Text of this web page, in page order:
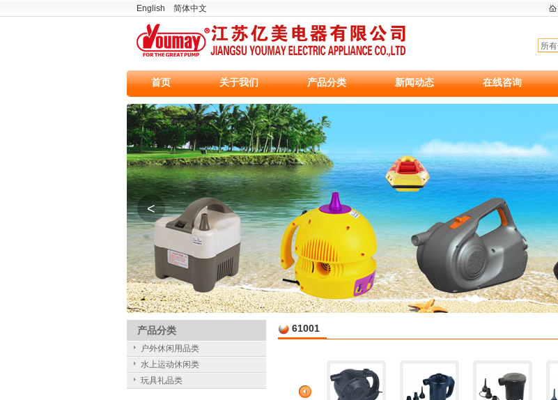
English 简体中文
首页 关于我们 产品分类 新闻动态 在线咨询
<
61001
产品分类
户外休闲用品类
水上运动休闲类
玩具礼品类